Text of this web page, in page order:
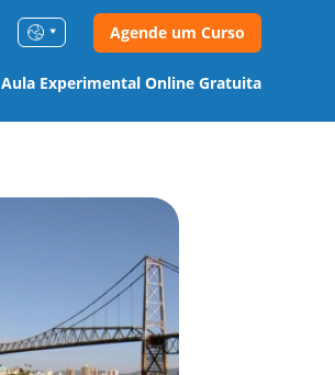
Aula Experimental Online Gratuita
Agende um Curso